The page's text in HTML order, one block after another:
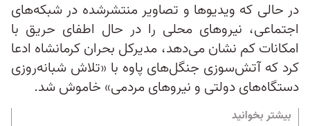
در حالی‌ که ویدیوها و تصاویر منتشرشده در شبکه‌های
اجتماعی، نیروهای محلی را در حال اطفای حریق با
امکانات کم نشان می‌دهد، مدیرکل بحران کرمانشاه ادعا
کرد که آتش‌سوزی جنگل‌های پاوه با «تلاش شبانه‌روزی
دستگاه‌های دولتی و نیروهای مردمی» خاموش شد.
بیشتر بخوانید